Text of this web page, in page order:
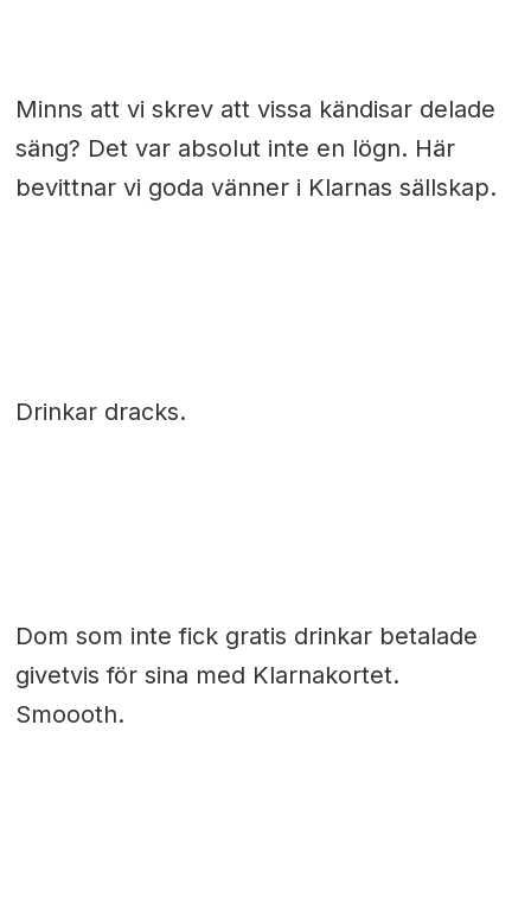
Minns att vi skrev att vissa kändisar delade
säng? Det var absolut inte en lögn. Här
bevittnar vi goda vänner i Klarnas sällskap.
Drinkar dracks.
Dom som inte fick gratis drinkar betalade
givetvis för sina med Klarnakortet.
Smoooth.